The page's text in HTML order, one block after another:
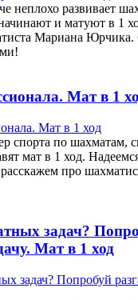
неплохо развивает
и матуют в 1
Мариана Юрчика.
Мат в 1
спорта по шахматам,
мат в 1 ход.
про
задач?
Мат в 1 ход